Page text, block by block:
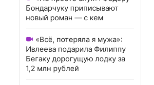
Бондарчуку приписывают
новый роман — с кем
«Всё, потеряла я мужа»:
Ивлеева подарила Филиппу
Бегаку дорогущую лодку за
1,2 млн рублей